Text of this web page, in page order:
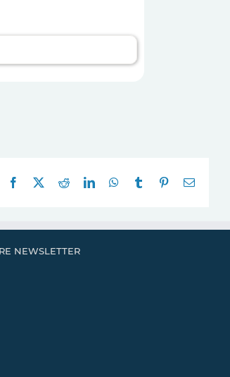
Facebook RedditLinkedInWhatsApp
Tumblr Pinterest
E-
NEWSLETTER